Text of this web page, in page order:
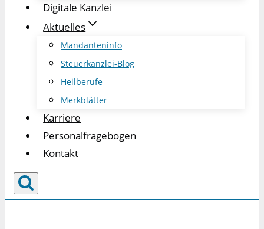
Digitale Kanzlei
Aktuelles
Mandanteninfo
Steuerkanzlei-Blog
Heilberufe
Merkblätter
Karriere
Personalfragebogen
Kontakt